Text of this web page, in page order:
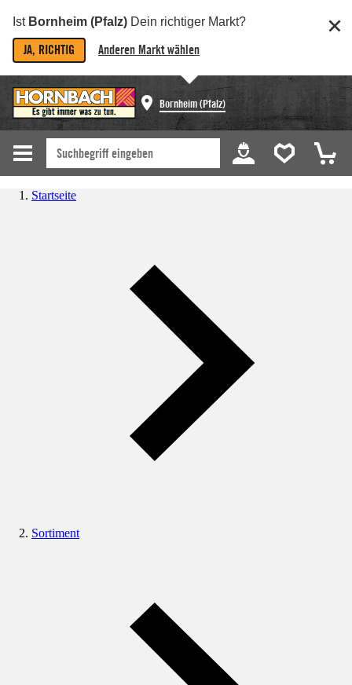
Ist Bornheim (Pfalz) Dein richtiger Markt?
JA, RICHTIG Anderen Markt wählen
Bornheim (Pfalz)
Startseite
Sortiment